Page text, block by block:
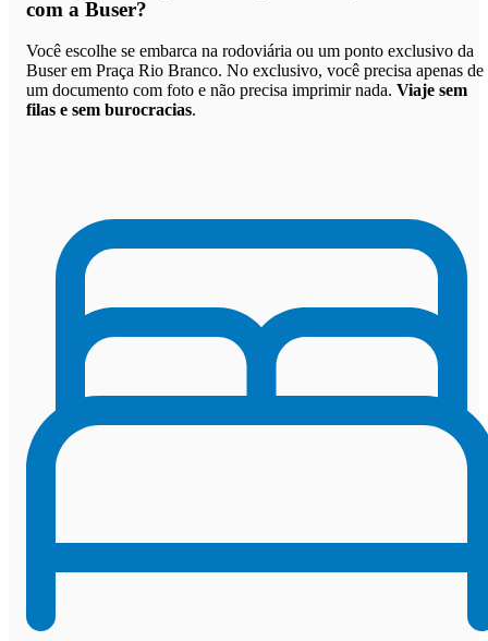
com a Buser?
Você escolhe se embarca na rodoviária ou um ponto exclusivo da
Buser em Praça Rio Branco. No exclusivo, você precisa apenas de
um documento com foto e não precisa imprimir nada. Viaje sem
filas e sem burocracias.